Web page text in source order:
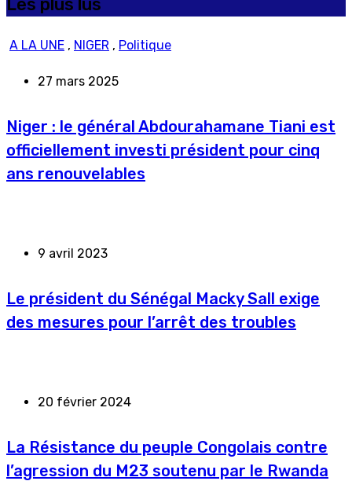
Les plus lus
A LA UNE , NIGER , Politique
27 mars 2025
Niger : le général Abdourahamane Tiani est
officiellement investi président pour cinq
ans renouvelables
9 avril 2023
Le président du Sénégal Macky Sall exige
des mesures pour l’arrêt des troubles
20 février 2024
La Résistance du peuple Congolais contre
l’agression du M23 soutenu par le Rwanda